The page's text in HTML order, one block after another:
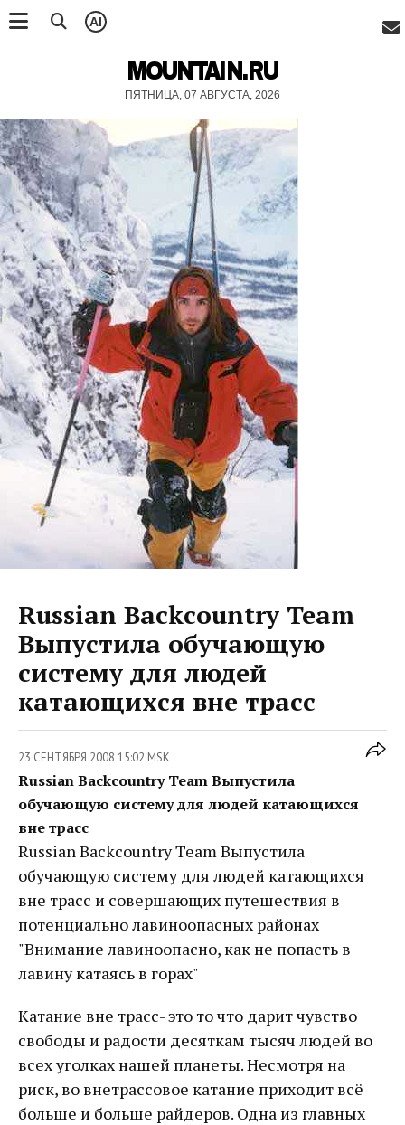
AI
MOUNTAIN.RU
ПЯТНИЦА, 07 АВГУСТА, 2026
Russian Backcountry Team
Выпустила обучающую
систему для людей
катающихся вне трасс
23 СЕНТЯБРЯ 2008 15:02 MSK
Russian Backcountry Team Выпустила
обучающую систему для людей катающихся
вне трасс
Russian Backcountry Team Выпустила
обучающую систему для людей катающихся
вне трасс и совершающих путешествия в
потенциально лавиноопасных районах
"Внимание лавиноопасно, как не попасть в
лавину катаясь в горах"
Катание вне трасс- это то что дарит чувство
свободы и радости десяткам тысяч людей во
всех уголках нашей планеты. Несмотря на
риск, во внетрассовое катание приходит всё
больше и больше райдеров. Одна из главных